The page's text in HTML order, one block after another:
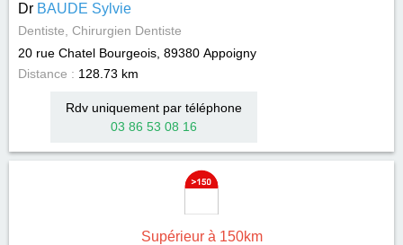
Dr BAUDE Sylvie
Dentiste, Chirurgien Dentiste
20 rue Chatel Bourgeois, 89380 Appoigny
Distance : 128.73 km
Rdv uniquement par téléphone
03 86 53 08 16
Supérieur à 150km